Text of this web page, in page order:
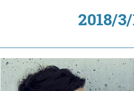
2018/